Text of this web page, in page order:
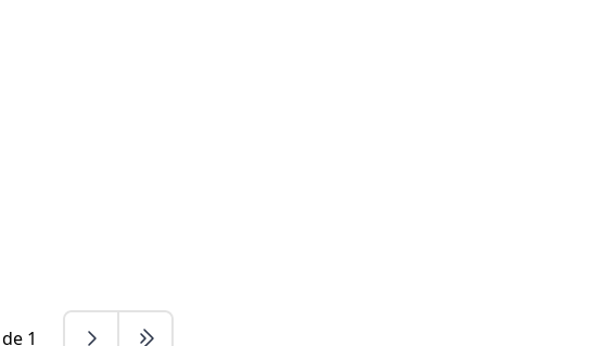
de 1